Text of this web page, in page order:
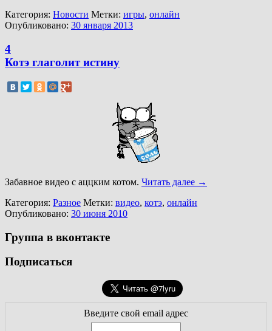
Категория: Новости Метки: игры, онлайн
Опубликовано: 30 января 2013
4
Котэ глаголит истину
Забавное видео с аццким котом. Читать далее →
Категория: Разное Метки: видео, котэ, онлайн
Опубликовано: 30 июня 2010
Группа в вконтакте
Подписаться
Введите свой email адрес